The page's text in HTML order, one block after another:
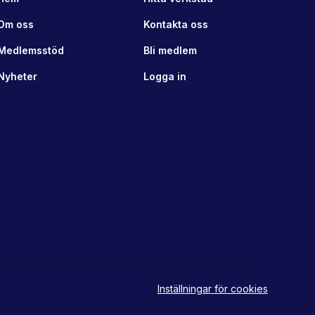
oss Kontakta oss
Bli medlem
Logga in
Inställningar för cookies